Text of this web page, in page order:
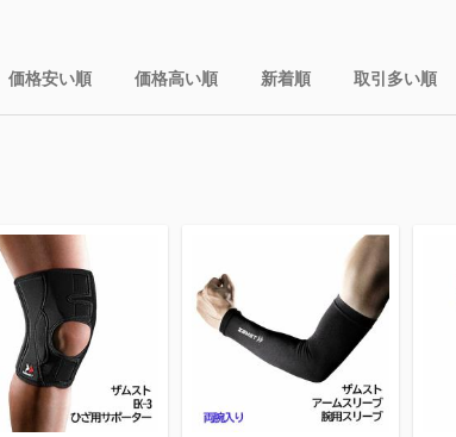
価格安い順 価格高い順 新着順 取引多い順